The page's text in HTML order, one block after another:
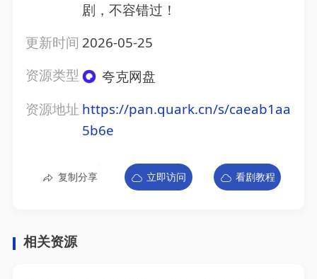
剧，不容错过！
更新时间 2026-05-25
资源类型
夸克网盘
资源地址 https://pan.quark.cn/s/caeab1aa
5b6e
复制分享 立即访问 看剧教程
相关资源